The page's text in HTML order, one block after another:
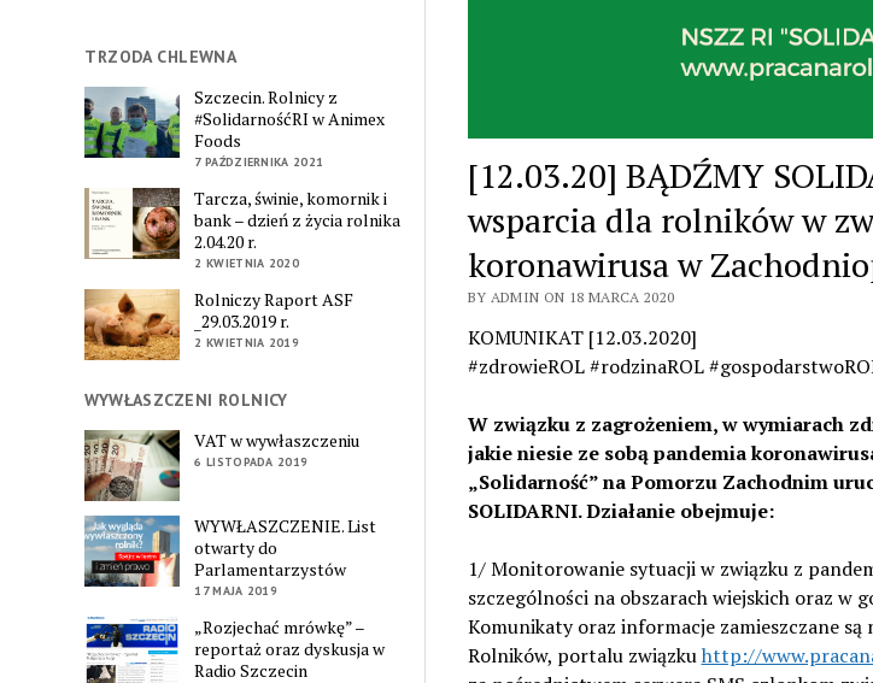
TRZODA CHLEWNA
Szczecin. Rolnicy z
#SolidarnośćRI w Animex
Foods
7 PAŹDZIERNIKA 2021
Tarcza, świnie, komornik i
bank – dzień z życia rolnika
2.04.20 r.
2 KWIETNIA 2020
Rolniczy Raport ASF
_29.03.2019 r.
2 KWIETNIA 2019
WYWŁASZCZENI ROLNICY
VAT w wywłaszczeniu
6 LISTOPADA 2019
WYWŁASZCZENIE. List
otwarty do
Parlamentarzystów
17 MAJA 2019
„Rozjechać mrówkę” –
reportaż oraz dyskusja w
Radio Szczecin
[12.03.20] BĄDŹMY
wsparcia dla rolników w
koronawirusa w
BY ADMIN ON 18 MARCA 2020
KOMUNIKAT [12.03.2020]
#zdrowieROL #rodzinaROL
W związku z zagrożeniem, w wymiarach
jakie niesie ze sobą pandemia
„Solidarność” na Pomorzu Zachodnim
SOLIDARNI. Działanie obejmuje:
1/ Monitorowanie sytuacji w związku z
szczególności na obszarach wiejskich oraz w
Komunikaty oraz informacje zamieszczane
Rolników, portalu związkuhttp://